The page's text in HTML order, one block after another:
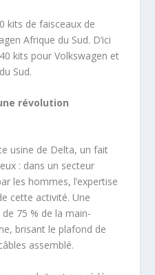
kits de faisceaux de
Afrique du Sud. D’ici
kits pour Volkswagen et
Sud.
révolution
usine de Delta, un fait
: dans un secteur
les hommes, l’expertise
cette activité. Une
75 % de la main-
brisant le plafond de
assemblé.